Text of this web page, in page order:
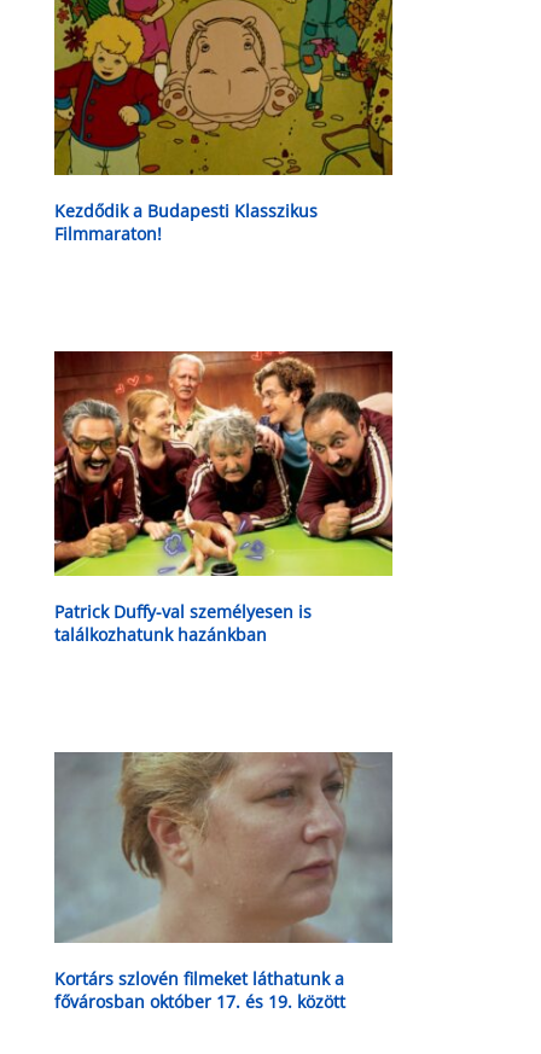
Kezdődik a Budapesti Klasszikus
Filmmaraton!
Patrick Duffy-val személyesen is
találkozhatunk hazánkban
Kortárs szlovén filmeket láthatunk a
fővárosban október 17. és 19. között